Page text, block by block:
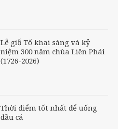
Lễ giỗ Tổ khai sáng và kỷ
niệm 300 năm chùa Liên Phái
(1726-2026)
Thời điểm tốt nhất để uống
dầu cá